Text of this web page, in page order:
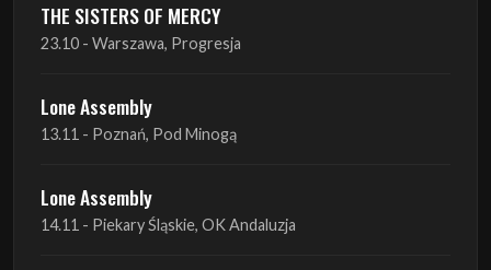
THE SISTERS OF MERCY
23.10 - Warszawa, Progresja
Lone Assembly
13.11 - Poznań, Pod Minogą
Lone Assembly
14.11 - Piekary Śląskie, OK Andaluzja